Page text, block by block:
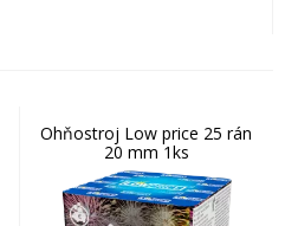
Ohňostroj Low price 25 rán
20 mm 1ks